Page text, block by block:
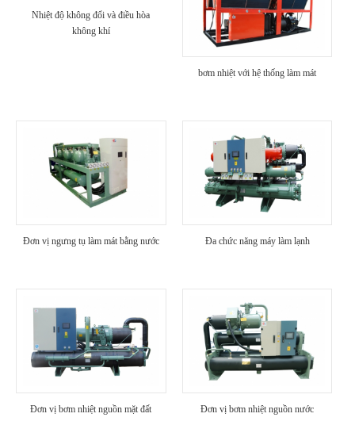
Nhiệt độ không đổi và điều hòa
không khí
bơm nhiệt với hệ thống làm mát
Đơn vị ngưng tụ làm mát bằng nước Đa chức năng máy làm lạnh
Đơn vị bơm nhiệt nguồn mặt đất Đơn vị bơm nhiệt nguồn nước